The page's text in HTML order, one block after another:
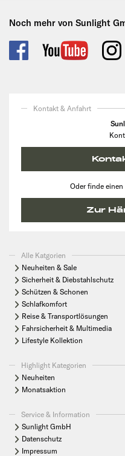
Noch mehr von Sunlight
Kontakt & Anfahrt
Oder finde
Zur
Alle Katgorien
Neuheiten & Sale
Sicherheit & Diebstahlschutz
Schützen & Schonen
Schlafkomfort
Reise & Transportlösungen
Fahrsicherheit & Multimedia
Lifestyle Kollektion
Highlight Kategorien
Neuheiten
Monatsaktion
Service & Information
Sunlight GmbH
Datenschutz
Impressum